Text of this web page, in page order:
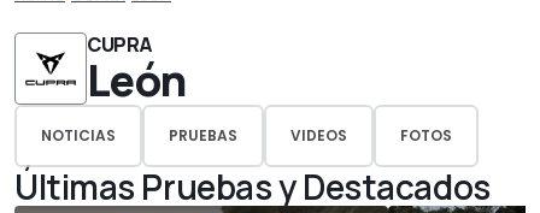
CUPRA
León
NOTICIAS PRUEBAS VIDEOS FOTOS
Últimas Pruebas y Destacados